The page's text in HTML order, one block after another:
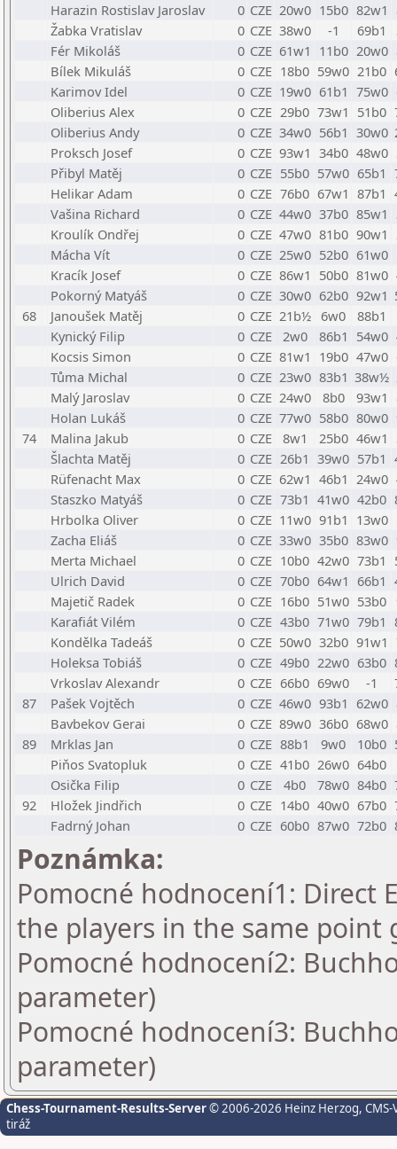
Harazin Rostislav Jaroslav
0 CZE 20w0 15b0 82w1
Žabka Vratislav
0 CZE 38w0 -1 69b1
Fér Mikoláš
0 CZE 61w1 11b0 20w0
Bílek Mikuláš
0 CZE 18b0 59w0 21b0
Karimov Idel
0 CZE 19w0 61b1 75w0
Oliberius Alex
0 CZE 29b0 73w1 51b0
Oliberius Andy
0 CZE 34w0 56b1 30w0
Proksch Josef
0 CZE 93w1 34b0 48w0
Přibyl Matěj
0 CZE 55b0 57w0 65b1
Helikar Adam
0 CZE 76b0 67w1 87b1
Vašina Richard
0 CZE 44w0 37b0 85w1
Kroulík Ondřej
0 CZE 47w0 81b0 90w1
Mácha Vít
0 CZE 25w0 52b0 61w0
Kracík Josef
0 CZE 86w1 50b0 81w0
Pokorný Matyáš
0 CZE 30w0 62b0 92w1
68
Janoušek Matěj 0 CZE 21b½ 6w0
88b1
Kynický Filip
0 CZE 2w0 86b1 54w0
Kocsis Simon
0 CZE 81w1 19b0 47w0
Tůma Michal
0 CZE 23w0 83b1 38w½
Malý Jaroslav
0 CZE 24w0 8b0 93w1
Holan Lukáš
0 CZE 77w0 58b0 80w0
74
Malina Jakub 0 CZE 8w1 25b0 46w1
Šlachta Matěj
0 CZE 26b1 39w0 57b1
Rüfenacht Max
0 CZE 62w1 46b1 24w0
Staszko Matyáš
0 CZE 73b1 41w0 42b0
Hrbolka Oliver
0 CZE 11w0 91b1 13w0
Zacha Eliáš
0 CZE 33w0 35b0 83w0
Merta Michael
0 CZE 10b0 42w0 73b1
Ulrich David
0 CZE 70b0 64w1 66b1
Majetič Radek
0 CZE 16b0 51w0 53b0
Karafiát Vilém
0 CZE 43b0 71w0 79b1
Kondělka Tadeáš
0 CZE 50w0 32b0 91w1
Holeksa Tobiáš
0 CZE 49b0 22w0 63b0
Vrkoslav Alexandr
0 CZE 66b0 69w0 -1
87
Pašek Vojtěch 0 CZE 46w0 93b1 62w0
Bavbekov Gerai
0 CZE 89w0 36b0 68w0
89
Mrklas Jan 0 CZE 88b1 9w0 10b0
Piňos Svatopluk
0 CZE 41b0 26w0 64b0
Osička Filip
0 CZE 4b0 78w0 84b0
92
Hložek Jindřich 0 CZE 14b0 40w0 67b0
Fadrný Johan
0 CZE 60b0 87w0 72b0
Poznámka:
Pomocné hodnocení1: Direct
the players in the same point
Pomocné hodnocení2:
parameter)
Pomocné hodnocení3:
parameter)
Chess-Tournament-Results-Server© 2006-2026 Heinz Herzog,
tiráž